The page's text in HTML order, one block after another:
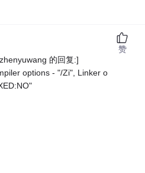
的回复:]
options - "/Zi", Linker o
赞